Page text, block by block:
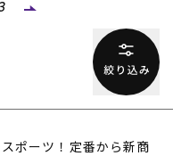
ポーツ！定番から新商